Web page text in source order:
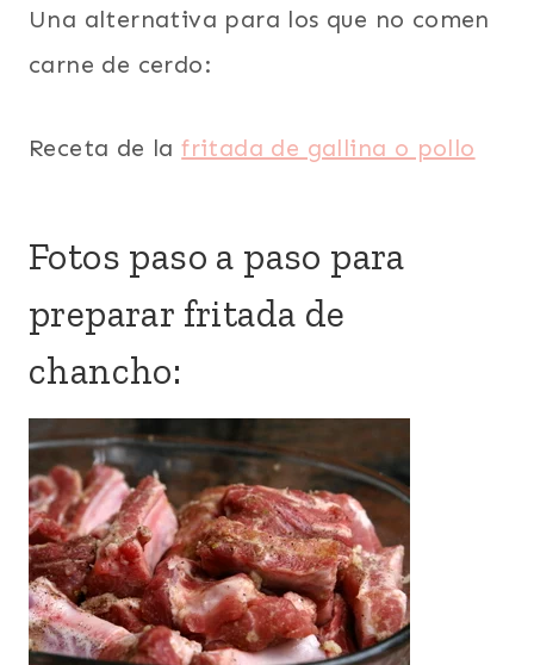
Una alternativa para los que no comen
carne de cerdo:
Receta de lafritada de gallina o pollo
Fotos paso a paso para
preparar fritada de
chancho: